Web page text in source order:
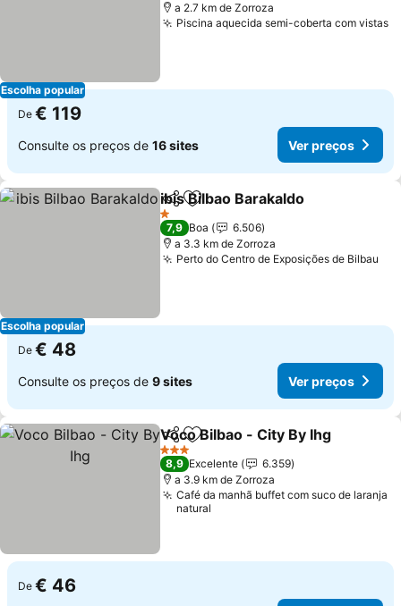
Escolha popular
a 2.7 km de Zorroza
Piscina aquecida semi-coberta com vistas
De € 119
Consulte os preços de 16 sites Ver preços
Escolha popular
PartilharAdicionar aos favoritos
ibis Bilbao Barakaldo
1 Estrelas
7,9 Boa
6.506
a 3.3 km de Zorroza
Perto do Centro de Exposições de Bilbau
De € 48
Consulte os preços de 9 sites Ver preços
PartilharAdicionar aos favoritos
Voco Bilbao - City By Ihg
3 Estrelas
8,9 Excelente
6.359
a 3.9 km de Zorroza
Café da manhã buffet com suco de laranja
natural
De € 46